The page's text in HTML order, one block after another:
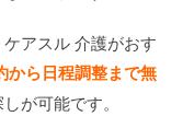
アスル 介護がおす
から日程調整まで無
が可能です。